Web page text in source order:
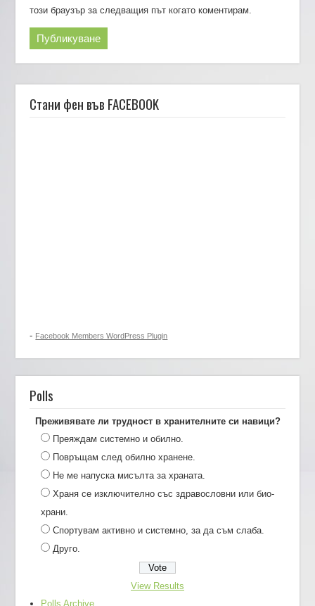
този браузър за следващия път когато коментирам.
Стани фен във FACEBOOK
- Facebook Members WordPress Plugin
Polls
Преживявате ли трудност в хранителните си навици?
Преяждам системно и обилно.
Повръщам след обилно хранене.
Не ме напуска мисълта за храната.
Храня се изключително със здравословни или био-
храни.
Спортувам активно и системно, за да съм слаба.
Друго.
View Results
Polls Archive